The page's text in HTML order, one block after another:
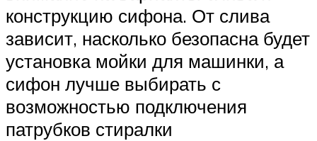
конструкцию сифона. От слива
зависит, насколько безопасна будет
установка мойки для машинки, а
сифон лучше выбирать с
возможностью подключения
патрубков стиралки